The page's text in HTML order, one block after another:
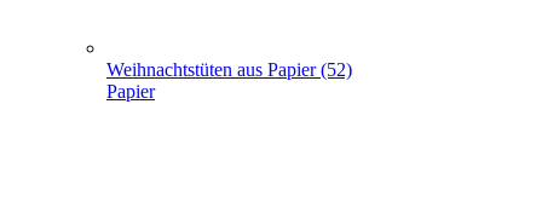
Weihnachtstüten aus Papier (52)
Papier